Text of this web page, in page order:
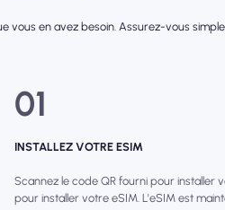
en avez besoin. Assurez-vous
01
INSTALLEZ VOTRE ESIM
Scannez le code QR fourni pour installer
pour installer votre eSIM. L'eSIM est